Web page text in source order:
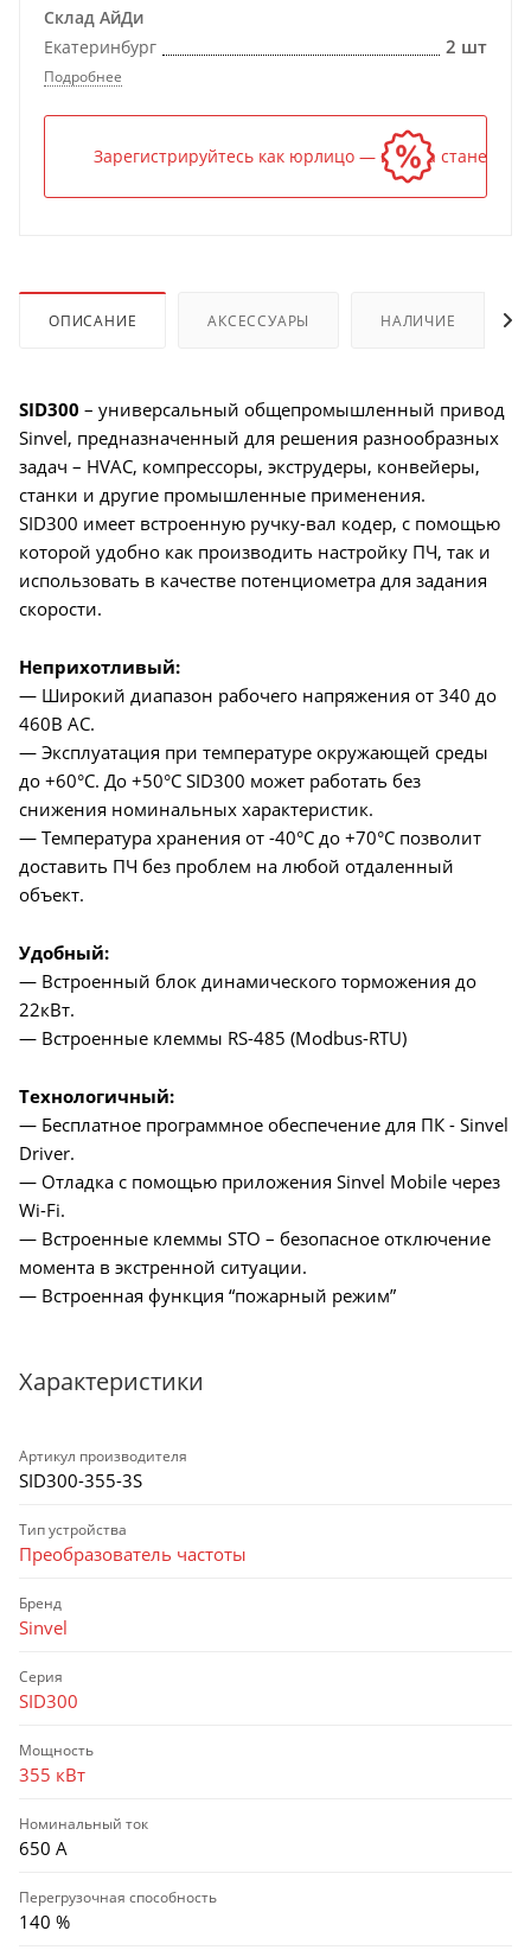
Склад АйДи
Екатеринбург
2 шт
Подробнее
Зарегистрируйтесь как юрлицо — и цена станет
ОПИСАНИЕ АКСЕССУАРЫ НАЛИЧИЕ
SID300 – универсальный общепромышленный привод
Sinvel, предназначенный для решения разнообразных
задач – HVAC, компрессоры, экструдеры, конвейеры,
станки и другие промышленные применения.
SID300 имеет встроенную ручку-вал кодер, с помощью
которой удобно как производить настройку ПЧ, так и
использовать в качестве потенциометра для задания
скорости.
Неприхотливый:
— Широкий диапазон рабочего напряжения от 340 до
460В AC.
— Эксплуатация при температуре окружающей среды
до +60°C. До +50°C SID300 может работать без
снижения номинальных характеристик.
— Температура хранения от -40°C до +70°C позволит
доставить ПЧ без проблем на любой отдаленный
объект.
Удобный:
— Встроенный блок динамического торможения до
22кВт.
— Встроенные клеммы RS-485 (Modbus-RTU)
Технологичный:
— Бесплатное программное обеспечение для ПК - Sinvel
Driver.
— Отладка с помощью приложения Sinvel Mobile через
Wi-Fi.
— Встроенные клеммы STO – безопасное отключение
момента в экстренной ситуации.
— Встроенная функция “пожарный режим”
Характеристики
Артикул производителя
SID300-355-3S
Тип устройства
Преобразователь частоты
Бренд
Sinvel
Серия
SID300
Мощность
355 кВт
Номинальный ток
650 А
Перегрузочная способность
140 %